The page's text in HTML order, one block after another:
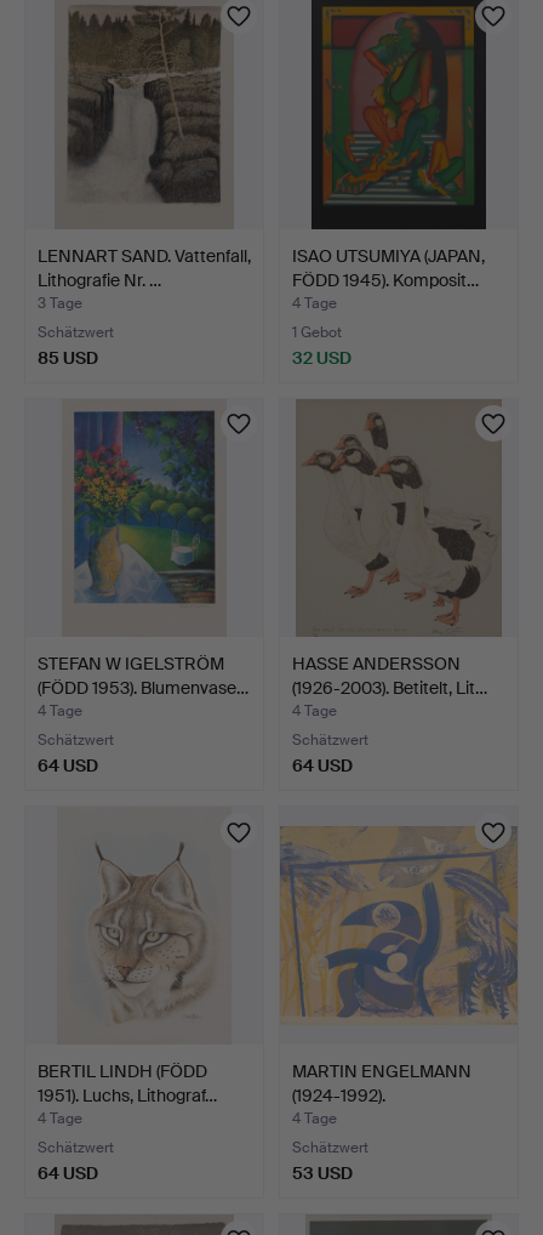
LENNART SAND. Vattenfall,
Lithografie Nr. …
3 Tage
Schätzwert
85 USD
ISAO UTSUMIYA (JAPAN,
FÖDD 1945). Komposit…
4 Tage
1 Gebot
32 USD
STEFAN W IGELSTRÖM
(FÖDD 1953). Blumenvase…
4 Tage
Schätzwert
64 USD
HASSE ANDERSSON
(1926-2003). Betitelt, Lit…
4 Tage
Schätzwert
64 USD
BERTIL LINDH (FÖDD
1951). Luchs, Lithograf…
4 Tage
Schätzwert
64 USD
MARTIN ENGELMANN
(1924-1992).
Figurenkompo…
4 Tage
Schätzwert
53 USD